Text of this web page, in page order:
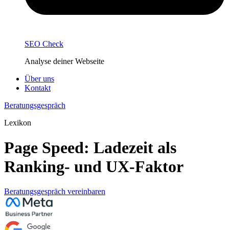
SEO Check
Analyse deiner Webseite
Über uns
Kontakt
Beratungsgespräch
Lexikon
Page Speed: Ladezeit als
Ranking- und UX-Faktor
Beratungsgespräch vereinbaren